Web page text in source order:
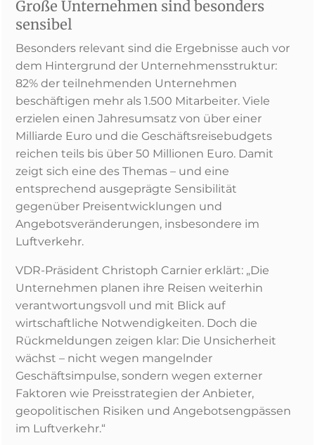
Große Unternehmen sind besonders
sensibel
Besonders relevant sind die Ergebnisse auch vor
dem Hintergrund der Unternehmensstruktur:
82% der teilnehmenden Unternehmen
beschäftigen mehr als 1.500 Mitarbeiter. Viele
erzielen einen Jahresumsatz von über einer
Milliarde Euro und die Geschäftsreisebudgets
reichen teils bis über 50 Millionen Euro. Damit
zeigt sich eine des Themas – und eine
entsprechend ausgeprägte Sensibilität
gegenüber Preisentwicklungen und
Angebotsveränderungen, insbesondere im
Luftverkehr.
VDR-Präsident Christoph Carnier erklärt: „Die
Unternehmen planen ihre Reisen weiterhin
verantwortungsvoll und mit Blick auf
wirtschaftliche Notwendigkeiten. Doch die
Rückmeldungen zeigen klar: Die Unsicherheit
wächst – nicht wegen mangelnder
Geschäftsimpulse, sondern wegen externer
Faktoren wie Preisstrategien der Anbieter,
geopolitischen Risiken und Angebotsengpässen
im Luftverkehr.“